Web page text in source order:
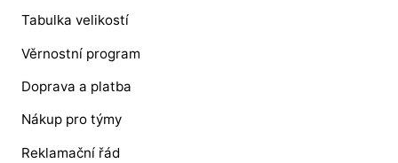
Tabulka velikostí
Věrnostní program
Doprava a platba
Nákup pro týmy
Reklamační řád